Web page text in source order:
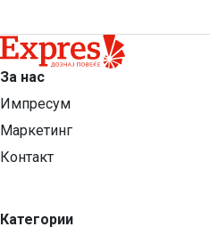
За нас
Импресум
Маркетинг
Контакт
Категории